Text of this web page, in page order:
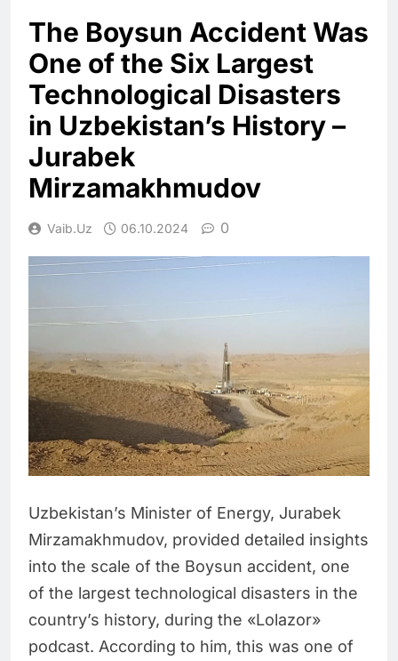
The Boysun Accident Was
One of the Six Largest
Technological Disasters
in Uzbekistan’s History –
Jurabek
Mirzamakhmudov
Vaib.uz 06.10.2024 0
Uzbekistan’s Minister of Energy, Jurabek
Mirzamakhmudov, provided detailed insights
into the scale of the Boysun accident, one
of the largest technological disasters in the
country’s history, during the «Lolazor»
podcast. According to him, this was one of